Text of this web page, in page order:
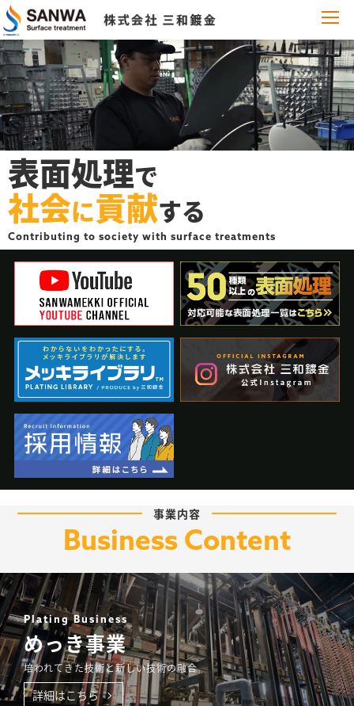
表面処理で
社会に貢献する
Contributing to society with surface treatments
事業内容
Business Content
Plating Business
めっき事業
培われてきた技術と新しい技術の融合
詳細はこちら